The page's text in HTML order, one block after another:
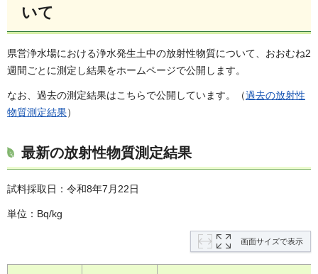
いて
県営浄水場における浄水発生土中の放射性物質について、おおむね2
週間ごとに測定し結果をホームページで公開します。
なお、過去の測定結果はこちらで公開しています。（過去の放射性
物質測定結果）
最新の放射性物質測定結果
試料採取日：令和8年7月22日
単位：Bq/kg
画面サイズで表示